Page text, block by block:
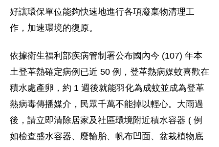
好讓環保單位能夠快速地進行各項廢棄物清理工
作，加速環境的復原。
依據衛生福利部疾病管制署公布國內今 (107) 年本
土登革熱確定病例已近 50 例，登革熱病媒蚊喜歡在
積水處產卵，約 1 週後就能羽化為成蚊並成為登革
熱病毒傳播媒介，民眾千萬不能掉以輕心。大雨過
後，請立即清除居家及社區環境附近積水容器 ( 例
如檢查盛水容器、廢輪胎、帆布凹面、盆栽植物底